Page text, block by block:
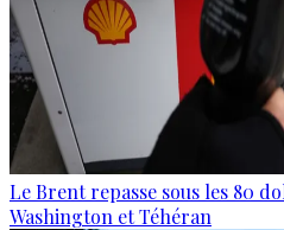
Le Brent repasse sous les 80
Washington et Téhéran